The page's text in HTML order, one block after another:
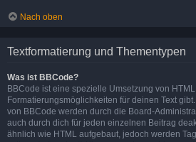
Nach oben
Textformatierung und Thementypen
Was ist BBCode?
BBCode ist eine spezielle Umsetzung von
Formatierungsmöglichkeiten für deinen Text
von BBCode werden durch die Board-
auch durch dich für jeden einzelnen Beitrag
ähnlich wie HTML aufgebaut, jedoch werden